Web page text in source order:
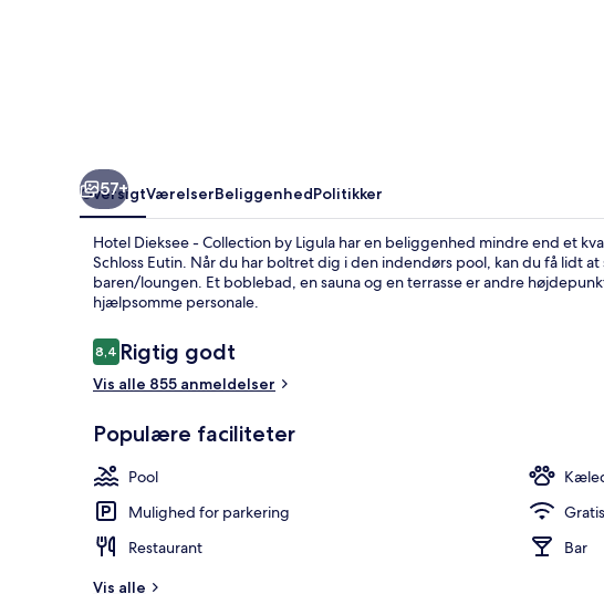
57+
OversigtVærelserBeliggenhedPolitikker
Hotel Dieksee - Collection by Ligula har en beliggenhed mindre end et
Schloss Eutin. Når du har boltret dig i den indendørs pool, kan du få lidt
baren/loungen. Et boblebad, en sauna og en terrasse er andre
hjælpsomme personale.
Anmeldelser
8,48,4 ud af 10.
Rigtig godt
Vis alle 855 anmeldelser
Populære faciliteter
Pool
Mulighed for parkering
Restaurant
Bar
Vis alle